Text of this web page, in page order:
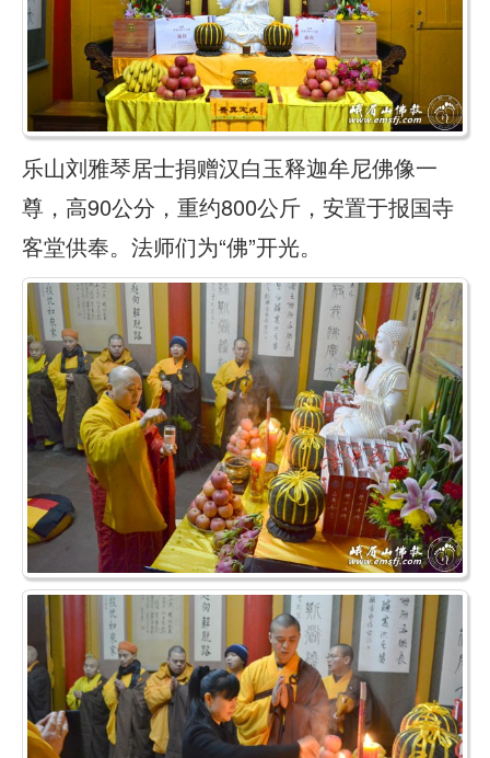
乐山刘雅琴居士捐赠汉白玉释迦牟尼佛像一
尊，高90公分，重约800公斤，安置于报国寺
客堂供奉。法师们为“佛”开光。